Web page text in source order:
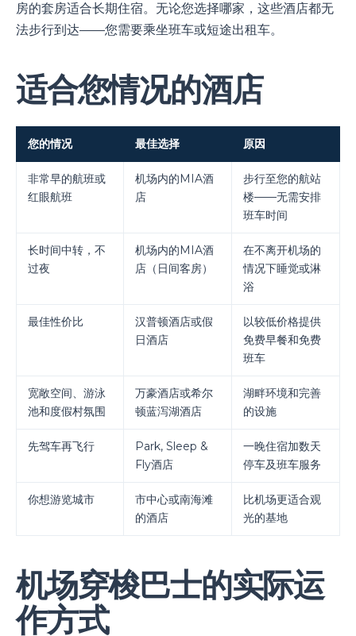
房的套房适合长期住宿。无论您选择哪家，这些酒店都无
法步行到达——您需要乘坐班车或短途出租车。
适合您情况的酒店
您的情况 最佳选择 原因
非常早的航班或
红眼航班
机场内的MIA酒
店
步行至您的航站
楼——无需安排
班车时间
长时间中转，不
过夜
机场内的MIA酒
店（日间客房）
在不离开机场的
情况下睡觉或淋
浴
最佳性价比
汉普顿酒店或假
日酒店
以较低价格提供
免费早餐和免费
班车
宽敞空间、游泳
池和度假村氛围
万豪酒店或希尔
顿蓝泻湖酒店
湖畔环境和完善
的设施
先驾车再飞行
Park, Sleep &
Fly酒店
一晚住宿加数天
停车及班车服务
你想游览城市
市中心或南海滩
的酒店
比机场更适合观
光的基地
机场穿梭巴士的实际运
作方式